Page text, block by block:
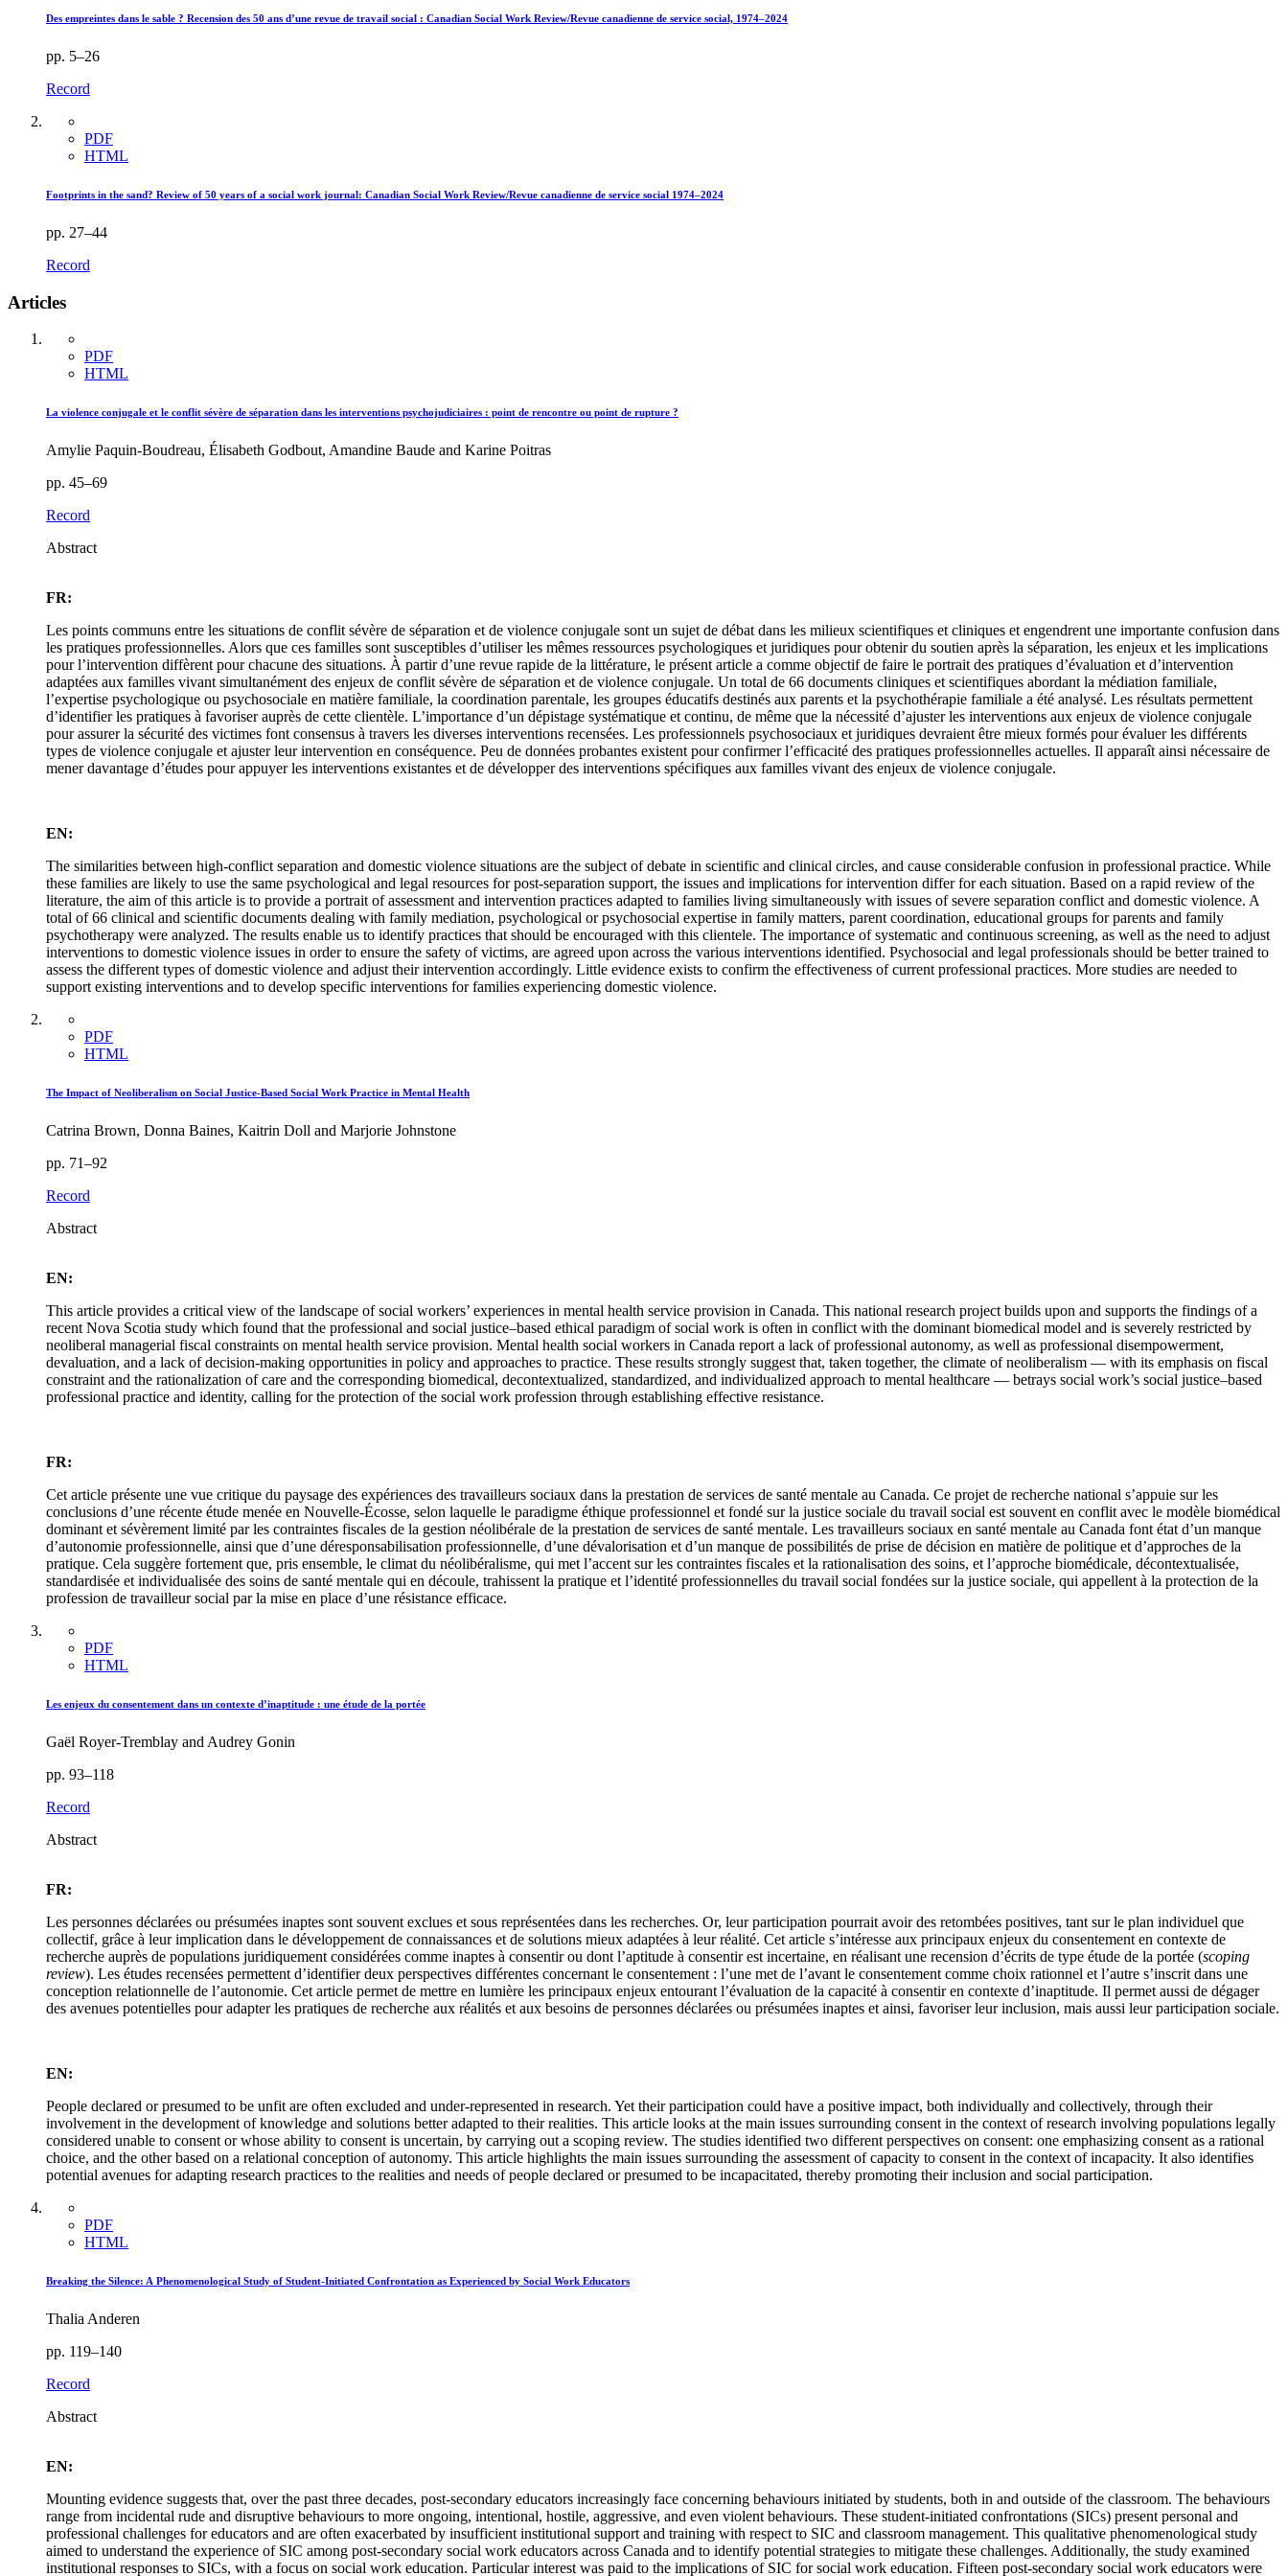
Des empreintes dans le sable ? Recension des 50 ans d’une revue de travail social : Canadian Social Work Review/Revue canadienne de service social, 1974–2024
pp. 5–26
Record
PDF
HTML
Footprints in the sand? Review of 50 years of a social work journal: Canadian Social Work Review/Revue canadienne de service social 1974–2024
pp. 27–44
Record
Articles
PDF
HTML
La violence conjugale et le conflit sévère de séparation dans les interventions psychojudiciaires : point de rencontre ou point de rupture ?
Amylie Paquin-Boudreau, Élisabeth Godbout, Amandine Baude and Karine Poitras
pp. 45–69
Record
Abstract
FR:
Les points communs entre les situations de conflit sévère de séparation et de violence conjugale sont un sujet de débat dans les milieux scientifiques et cliniques et engendrent une importante confusion dans
les pratiques professionnelles. Alors que ces familles sont susceptibles d’utiliser les mêmes ressources psychologiques et juridiques pour obtenir du soutien après la séparation, les enjeux et les implications
pour l’intervention diffèrent pour chacune des situations. À partir d’une revue rapide de la littérature, le présent article a comme objectif de faire le portrait des pratiques d’évaluation et d’intervention
adaptées aux familles vivant simultanément des enjeux de conflit sévère de séparation et de violence conjugale. Un total de 66 documents cliniques et scientifiques abordant la médiation familiale,
l’expertise psychologique ou psychosociale en matière familiale, la coordination parentale, les groupes éducatifs destinés aux parents et la psychothérapie familiale a été analysé. Les résultats permettent
d’identifier les pratiques à favoriser auprès de cette clientèle. L’importance d’un dépistage systématique et continu, de même que la nécessité d’ajuster les interventions aux enjeux de violence conjugale
pour assurer la sécurité des victimes font consensus à travers les diverses interventions recensées. Les professionnels psychosociaux et juridiques devraient être mieux formés pour évaluer les différents
types de violence conjugale et ajuster leur intervention en conséquence. Peu de données probantes existent pour confirmer l’efficacité des pratiques professionnelles actuelles. Il apparaît ainsi nécessaire de
mener davantage d’études pour appuyer les interventions existantes et de développer des interventions spécifiques aux familles vivant des enjeux de violence conjugale.
EN:
The similarities between high-conflict separation and domestic violence situations are the subject of debate in scientific and clinical circles, and cause considerable confusion in professional practice. While
these families are likely to use the same psychological and legal resources for post-separation support, the issues and implications for intervention differ for each situation. Based on a rapid review of the
literature, the aim of this article is to provide a portrait of assessment and intervention practices adapted to families living simultaneously with issues of severe separation conflict and domestic violence. A
total of 66 clinical and scientific documents dealing with family mediation, psychological or psychosocial expertise in family matters, parent coordination, educational groups for parents and family
psychotherapy were analyzed. The results enable us to identify practices that should be encouraged with this clientele. The importance of systematic and continuous screening, as well as the need to adjust
interventions to domestic violence issues in order to ensure the safety of victims, are agreed upon across the various interventions identified. Psychosocial and legal professionals should be better trained to
assess the different types of domestic violence and adjust their intervention accordingly. Little evidence exists to confirm the effectiveness of current professional practices. More studies are needed to
support existing interventions and to develop specific interventions for families experiencing domestic violence.
PDF
HTML
The Impact of Neoliberalism on Social Justice-Based Social Work Practice in Mental Health
Catrina Brown, Donna Baines, Kaitrin Doll and Marjorie Johnstone
pp. 71–92
Record
Abstract
EN:
This article provides a critical view of the landscape of social workers’ experiences in mental health service provision in Canada. This national research project builds upon and supports the findings of a
recent Nova Scotia study which found that the professional and social justice–based ethical paradigm of social work is often in conflict with the dominant biomedical model and is severely restricted by
neoliberal managerial fiscal constraints on mental health service provision. Mental health social workers in Canada report a lack of professional autonomy, as well as professional disempowerment,
devaluation, and a lack of decision-making opportunities in policy and approaches to practice. These results strongly suggest that, taken together, the climate of neoliberalism — with its emphasis on fiscal
constraint and the rationalization of care and the corresponding biomedical, decontextualized, standardized, and individualized approach to mental healthcare — betrays social work’s social justice–based
professional practice and identity, calling for the protection of the social work profession through establishing effective resistance.
FR:
Cet article présente une vue critique du paysage des expériences des travailleurs sociaux dans la prestation de services de santé mentale au Canada. Ce projet de recherche national s’appuie sur les
conclusions d’une récente étude menée en Nouvelle-Écosse, selon laquelle le paradigme éthique professionnel et fondé sur la justice sociale du travail social est souvent en conflit avec le modèle biomédical
dominant et sévèrement limité par les contraintes fiscales de la gestion néolibérale de la prestation de services de santé mentale. Les travailleurs sociaux en santé mentale au Canada font état d’un manque
d’autonomie professionnelle, ainsi que d’une déresponsabilisation professionnelle, d’une dévalorisation et d’un manque de possibilités de prise de décision en matière de politique et d’approches de la
pratique. Cela suggère fortement que, pris ensemble, le climat du néolibéralisme, qui met l’accent sur les contraintes fiscales et la rationalisation des soins, et l’approche biomédicale, décontextualisée,
standardisée et individualisée des soins de santé mentale qui en découle, trahissent la pratique et l’identité professionnelles du travail social fondées sur la justice sociale, qui appellent à la protection de la
profession de travailleur social par la mise en place d’une résistance efficace.
PDF
HTML
Les enjeux du consentement dans un contexte d’inaptitude : une étude de la portée
Gaël Royer-Tremblay and Audrey Gonin
pp. 93–118
Record
Abstract
FR:
Les personnes déclarées ou présumées inaptes sont souvent exclues et sous représentées dans les recherches. Or, leur participation pourrait avoir des retombées positives, tant sur le plan individuel que
collectif, grâce à leur implication dans le développement de connaissances et de solutions mieux adaptées à leur réalité. Cet article s’intéresse aux principaux enjeux du consentement en contexte de
recherche auprès de populations juridiquement considérées comme inaptes à consentir ou dont l’aptitude à consentir est incertaine, en réalisant une recension d’écrits de type étude de la portée (scoping
review). Les études recensées permettent d’identifier deux perspectives différentes concernant le consentement : l’une met de l’avant le consentement comme choix rationnel et l’autre s’inscrit dans une
conception relationnelle de l’autonomie. Cet article permet de mettre en lumière les principaux enjeux entourant l’évaluation de la capacité à consentir en contexte d’inaptitude. Il permet aussi de dégager
des avenues potentielles pour adapter les pratiques de recherche aux réalités et aux besoins de personnes déclarées ou présumées inaptes et ainsi, favoriser leur inclusion, mais aussi leur participation sociale.
EN:
People declared or presumed to be unfit are often excluded and under-represented in research. Yet their participation could have a positive impact, both individually and collectively, through their
involvement in the development of knowledge and solutions better adapted to their realities. This article looks at the main issues surrounding consent in the context of research involving populations legally
considered unable to consent or whose ability to consent is uncertain, by carrying out a scoping review. The studies identified two different perspectives on consent: one emphasizing consent as a rational
choice, and the other based on a relational conception of autonomy. This article highlights the main issues surrounding the assessment of capacity to consent in the context of incapacity. It also identifies
potential avenues for adapting research practices to the realities and needs of people declared or presumed to be incapacitated, thereby promoting their inclusion and social participation.
PDF
HTML
Breaking the Silence: A Phenomenological Study of Student-Initiated Confrontation as Experienced by Social Work Educators
Thalia Anderen
pp. 119–140
Record
Abstract
EN:
Mounting evidence suggests that, over the past three decades, post-secondary educators increasingly face concerning behaviours initiated by students, both in and outside of the classroom. The behaviours
range from incidental rude and disruptive behaviours to more ongoing, intentional, hostile, aggressive, and even violent behaviours. These student-initiated confrontations (SICs) present personal and
professional challenges for educators and are often exacerbated by insufficient institutional support and training with respect to SIC and classroom management. This qualitative phenomenological study
aimed to understand the experience of SIC among post-secondary social work educators across Canada and to identify potential strategies to mitigate these challenges. Additionally, the study examined
institutional responses to SICs, with a focus on social work education. Particular interest was paid to the implications of SIC for social work education. Fifteen post-secondary social work educators were